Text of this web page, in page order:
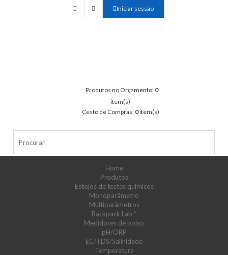
Iniciar sessão
Produtos no Orçamento: 0
item(s)
Cesto de Compras: 0item(s)
Home
Produtos
Estojos de testes químicos
Monoparâmetro
Multiparâmetros
Backpack Lab™
Medidores de bolso
pH/ORP
EC/TDS/Salinidade
Temperatura